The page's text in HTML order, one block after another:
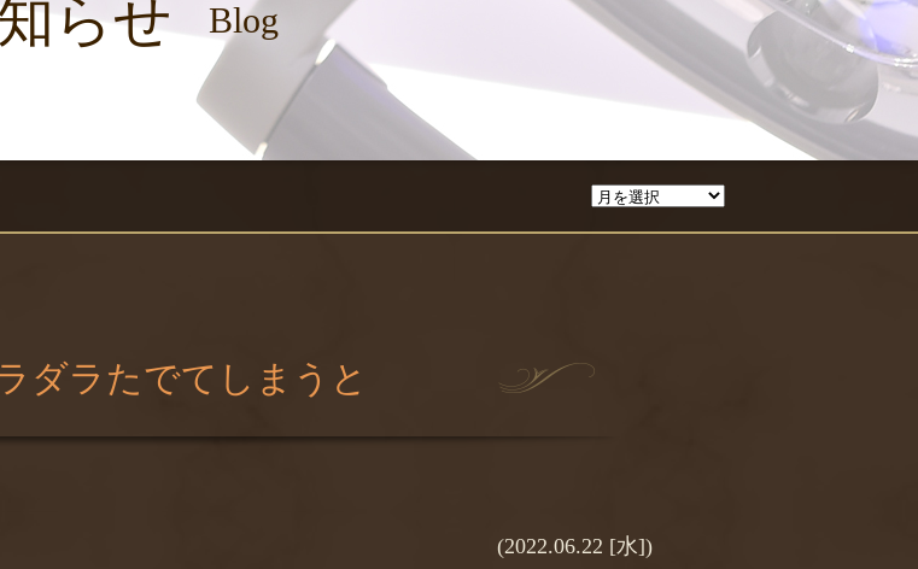
らせ Blog
ダラたでてしまうと
(2022.06.22 [水])